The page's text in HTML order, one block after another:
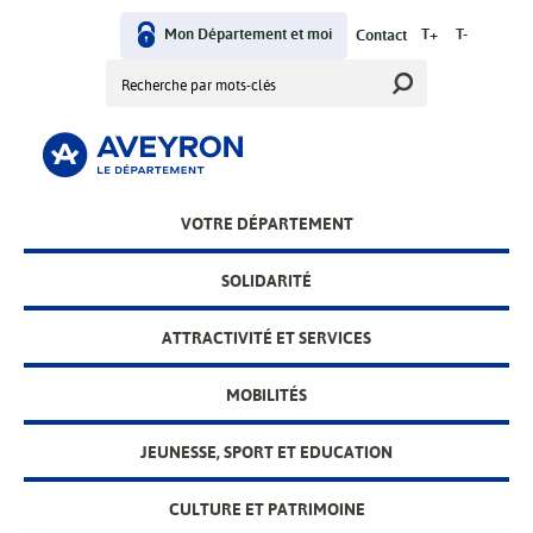
menu
Mon Département et moi Contact T+ T-
VOTRE DÉPARTEMENT
SOLIDARITÉ
ATTRACTIVITÉ ET SERVICES
MOBILITÉS
JEUNESSE, SPORT ET EDUCATION
CULTURE ET PATRIMOINE